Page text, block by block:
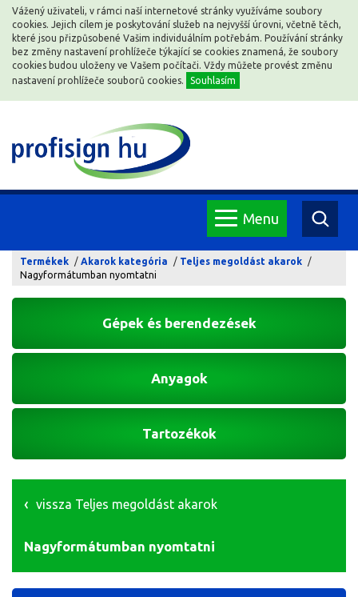
Vážený uživateli, v rámci naší internetové stránky využíváme soubory
cookies. Jejich cílem je poskytování služeb na nejvyšší úrovni, včetně těch,
které jsou přizpůsobené Vašim individuálním potřebám. Používání stránky
bez změny nastavení prohlížeče týkající se cookies znamená, že soubory
cookies budou uloženy ve Vašem počítači. Vždy můžete provést změnu
nastavení prohlížeče souborů cookies.
Souhlasím
Menu
Termékek Akarok kategória
Teljes megoldást akarok
Nagyformátumban nyomtatni
Gépek és berendezések
Anyagok
Tartozékok
vissza Teljes megoldást akarok
Nagyformátumban nyomtatni